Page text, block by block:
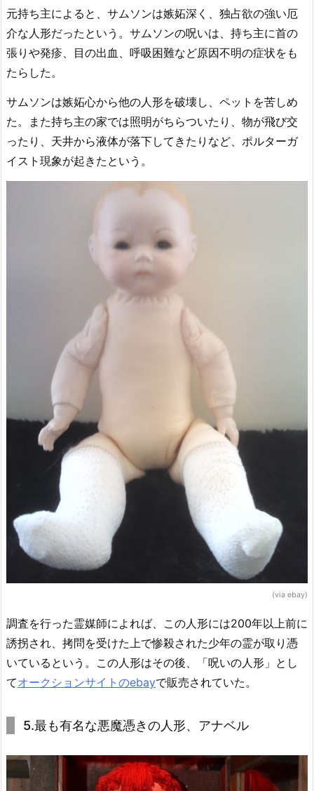
元持ち主によると、サムソンは嫉妬深く、独占欲の強い厄
介な人形だったという。サムソンの呪いは、持ち主に首の
張りや発疹、目の出血、呼吸困難など原因不明の症状をも
たらした。
サムソンは嫉妬心から他の人形を破壊し、ペットを苦しめ
た。また持ち主の家では照明がちらついたり、物が飛び交
ったり、天井から液体が落下してきたりなど、ポルターガ
イスト現象が起きたという。
(via ebay)
調査を行った霊媒師によれば、この人形には200年以上前に
誘拐され、拷問を受けた上で惨殺された少年の霊が取り憑
いているという。この人形はその後、「呪いの人形」とし
てオークションサイトのebayで販売されていた。
5.最も有名な悪魔憑きの人形、アナベル